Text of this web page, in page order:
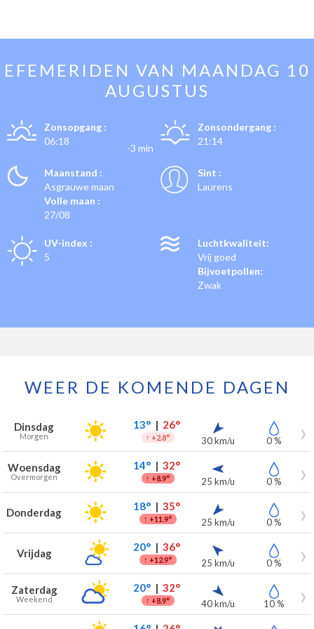
EFEMERIDEN VAN MAANDAG 10
AUGUSTUS
Zonsopgang :
06:18
-3 min
Zonsondergang :
21:14
Maanstand :
Asgrauwe maan
Volle maan :
27/08
Sint :
Laurens
UV-index :
5
Luchtkwaliteit:
Vrij goed
Bijvoetpollen:
Zwak
WEER DE KOMENDE DAGEN
Weersverwachting voor Pulle voor de komende 7 dagen
Dag Weer Temperaturen Wind Neerslag
Dinsdag
Morgen
13°| 26°
↑ +2.8° 30 km/u 0 %
Woensdag
Overmorgen
14°| 32°
↑ +8.9° 25 km/u 0 %
Donderdag 18°| 35°
↑ +11.9° 25 km/u 0 %
Vrijdag 20°| 36°
↑ +12.9° 25 km/u 0 %
Zaterdag
Weekend
20°| 32°
↑ +8.9° 40 km/u 10 %